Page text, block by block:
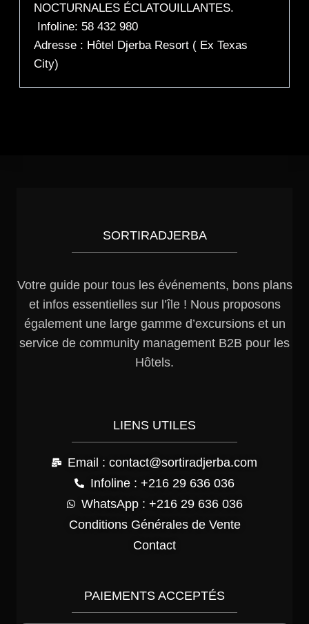
NOCTURNALES ÉCLATOUILLANTES.
Infoline: 58 432 980
Adresse : Hôtel Djerba Resort ( Ex Texas
City)
SORTIRADJERBA
Votre guide pour tous les événements, bons plans
et infos essentielles sur l’île ! Nous proposons
également une large gamme d’excursions et un
service de community management B2B pour les
Hôtels.
LIENS UTILES
Email : contact@sortiradjerba.com
Infoline : +216 29 636 036
WhatsApp : +216 29 636 036
Conditions Générales de Vente
Contact
PAIEMENTS ACCEPTÉS